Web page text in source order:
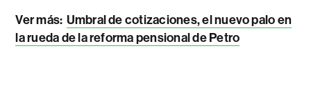
Ver más: Umbral de cotizaciones, el nuevo palo en
la rueda de la reforma pensional de Petro